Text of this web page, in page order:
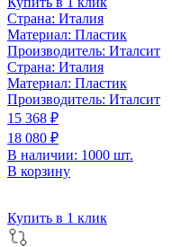
Страна: Италия
Материал: Пластик
Производитель: Италсит
Страна: Италия
Материал: Пластик
Производитель: Италсит
15 368 ₽
18 080 ₽
В наличии: 1000 шт.
В корзину
Купить в 1 клик